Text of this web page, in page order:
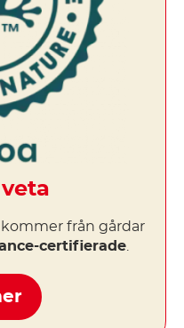
från gårdar
certifierade